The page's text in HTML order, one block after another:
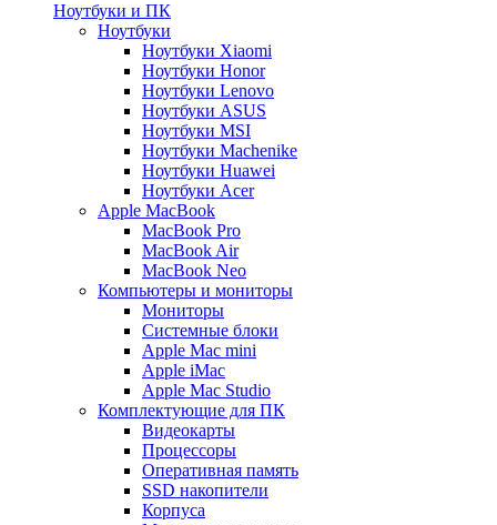
Ноутбуки и ПК
Ноутбуки
Ноутбуки Xiaomi
Ноутбуки Honor
Ноутбуки Lenovo
Ноутбуки ASUS
Ноутбуки MSI
Ноутбуки Machenike
Ноутбуки Huawei
Ноутбуки Acer
Apple MacBook
MacBook Pro
MacBook Air
MacBook Neo
Компьютеры и мониторы
Мониторы
Системные блоки
Apple Mac mini
Apple iMac
Apple Mac Studio
Комплектующие для ПК
Видеокарты
Процессоры
Оперативная память
SSD накопители
Корпуса